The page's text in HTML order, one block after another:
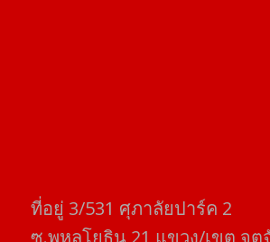
ที่อยู่​ 3/531​ ศุภาลัยปาร์ค​ 2